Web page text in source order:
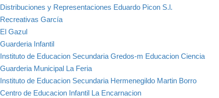
Distribuciones y Representaciones Eduardo Picon S.l.
Recreativas García
El Gazul
Guarderia Infantil
Instituto de Educacion Secundaria Gredos-m Educacion Ciencia
Guarderia Municipal La Feria
Instituto de Educacion Secundaria Hermenegildo Martin Borro
Centro de Educacion Infantil La Encarnacion